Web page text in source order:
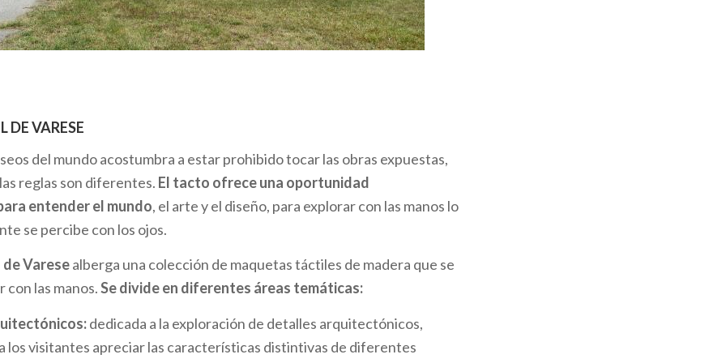
áreas:
alberga exposiciones temporales e interactivas de juegos, para
infantil de diferentes edades, que van desde los 12 meses a los 5 años y
los 11.
actividades se organizan en horarios preestablecidos y con un número
en cada turno. La programación cambia cada semana, por lo que
consultar el
programa en la página web del MUBA
y festivos para familias. El museo está situado en laRotonda de via
por el parque municipal.
EN PEZZAZE
DE VARESE
del mundo acostumbra a estar prohibido tocar las obras expuestas,
reglas son diferentes. El tacto ofrece una oportunidad
entender el mundo, el arte y el diseño, para explorar con las manos lo
se percibe con los ojos.
Varesealberga una colección de maquetas táctiles de madera que se
con las manos.Se divide en diferentes áreas temáticas:
dedicada a la exploración de detalles arquitectónicos,
los visitantes apreciar las características distintivas de diferentes